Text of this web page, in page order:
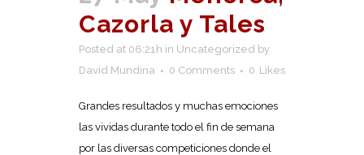
Cazorla y Tales
Posted at 06:21h in Uncategorized by
David Mundina
0 Comments 0 Likes
Grandes resultados y muchas emociones
las vividas durante todo el fin de semana
por las diversas competiciones donde el